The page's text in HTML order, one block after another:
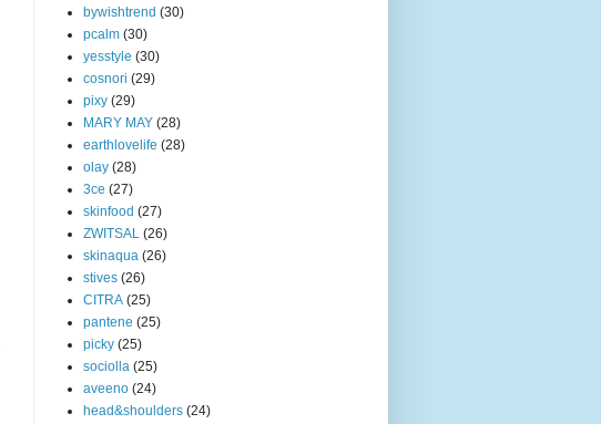
bywishtrend (30)
pcalm (30)
yesstyle (30)
cosnori (29)
pixy (29)
MARY MAY (28)
earthlovelife (28)
olay (28)
3ce (27)
skinfood (27)
ZWITSAL (26)
skinaqua (26)
stives (26)
CITRA (25)
pantene (25)
picky (25)
sociolla (25)
aveeno (24)
head&shoulders (24)